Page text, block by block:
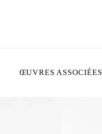
ŒUVRES ASSOCIÉES